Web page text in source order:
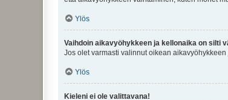
Ylös
Vaihdoin aikavyöhykkeen ja kellonaika on silti
Jos olet varmasti valinnut oikean
Ylös
Kieleni ei ole valittavana!